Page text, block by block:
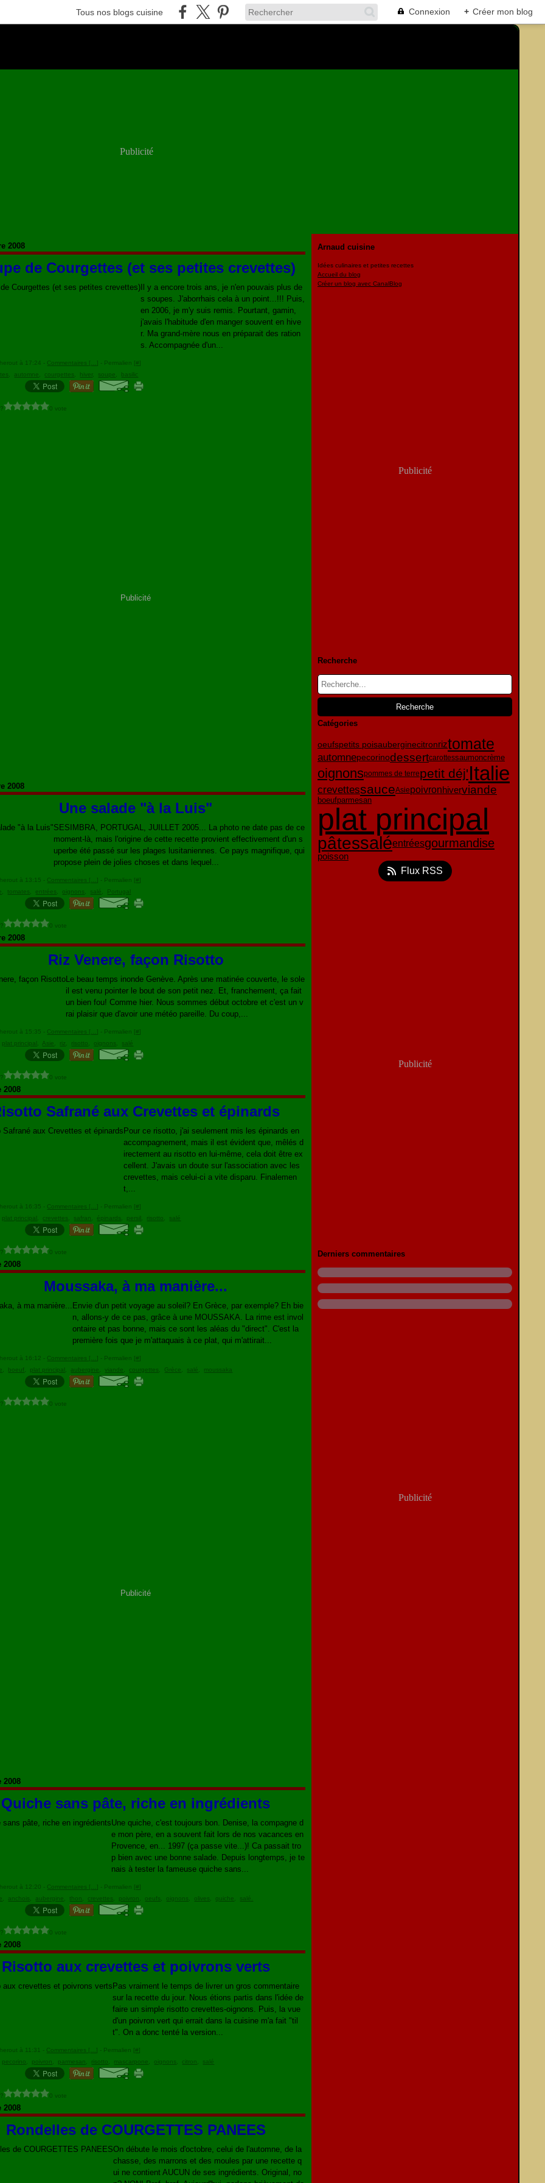
Tous nos blogs cuisine Connexion + Créer mon blog
Publicité
2008
de Courgettes (et ses petites crevettes)
Il y a encore trois ans, je n'en pouvais plus de
s soupes. J'aborrhais cela à un point...!!! Puis,
en 2006, je m'y suis remis. Pourtant, gamin,
j'avais l'habitude d'en manger souvent en hive
r. Ma grand-mère nous en préparait des ration
s. Accompagnée d'un...
à 17:24 - Commentaires [ …] - Permalien [#]
automne courgettes hiver, soupe basilic
0 vote
Publicité
2008
Une salade "à la Luis"
SESIMBRA, PORTUGAL, JUILLET 2005... La photo ne date pas de ce
moment-là, mais l'origine de cette recette provient effectivement d'un s
uperbe été passé sur les plages lusitaniennes. Ce pays magnifique, qui
propose plein de jolies choses et dans lequel...
à 13:15 - Commentaires [ …] - Permalien [#]
,tomates entrées oignons salé Portugal
0 vote
2008
Riz Venere, façon Risotto
Le beau temps inonde Genève. Après une matinée couverte, le sole
il est venu pointer le bout de son petit nez. Et, franchement, ça fait
un bien fou! Comme hier. Nous sommes début octobre et c'est un v
rai plaisir que d'avoir une météo pareille. Du coup,...
à 15:35 - Commentaires [ …] - Permalien [#]
plat principal Asie riz risotto oignons salé
0 vote
2008
Safrané aux Crevettes et épinards
Pour ce risotto, j'ai seulement mis les épinards en
accompagnement, mais il est évident que, mêlés d
irectement au risotto en lui-même, cela doit être ex
cellent. J'avais un doute sur l'association avec les
crevettes, mais celui-ci a vite disparu. Finalemen
t,...
à 16:35 - Commentaires [ …] - Permalien [#]
plat principal crevettes safran épinards persil risotto salé
0 vote
2008
Moussaka, à ma manière...
Envie d'un petit voyage au soleil? En Grèce, par exemple? Eh bie
n, allons-y de ce pas, grâce à une MOUSSAKA. La rime est invol
ontaire et pas bonne, mais ce sont les aléas du "direct". C'est la
première fois que je m'attaquais à ce plat, qui m'attirait...
à 16:12 - Commentaires [ …] - Permalien [#]
boeuf plat principal aubergine ,viande courgettes Grèce salé moussaka
0 vote
Publicité
2008
Quiche sans pâte, riche en ingrédients
Une quiche, c'est toujours bon. Denise, la compagne d
e mon père, en a souvent fait lors de nos vacances en
Provence, en... 1997 (ça passe vite...)! Ca passait tro
p bien avec une bonne salade. Depuis longtemps, je te
nais à tester la fameuse quiche sans...
à 12:20 - Commentaires [ …] - Permalien [#]
anchois aubergine ,thon crevettes poivron oeufs oignons olives quiche salé.
0 vote
2008
Risotto aux crevettes et poivrons verts
Pas vraiment le temps de livrer un gros commentaire
sur la recette du jour. Nous étions partis dans l'idée de
faire un simple risotto crevettes-oignons. Puis, la vue
d'un poivron vert qui errait dans la cuisine m'a fait "til
t". On a donc tenté la version...
à 11:31 - Commentaires [ …] - Permalien [#]
pecorino poivron parmesan risotto mascarpone oignons citron salé
0 vote
2008
Rondelles de COURGETTES PANEES
On débute le mois d'octobre, celui de l'automne, de la
chasse, des marrons et des moules par une recette q
ui ne contient AUCUN de ses ingrédients. Original, no
Arnaud cuisine
Idées culinaires et petites recettes
Accueil du blog
Créer un blog avec CanalBlog
Publicité
Recherche
Catégories
oeufspetits poisauberginecitronriztomate
automnepecorinodessertcarottessaumoncrème
oignonspommes de terrepetit déj'Italie
crevettessauceAsiepoivronhiverviande
boeufparmesan
plat principal
pâtessaléentréesgourmandise
poisson
Flux RSS
Publicité
Derniers commentaires
Publicité